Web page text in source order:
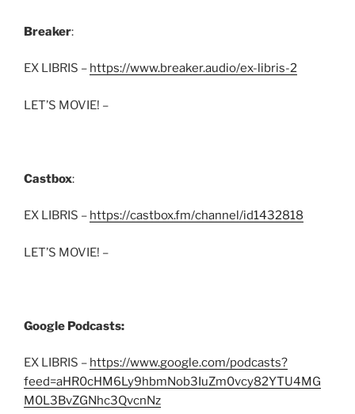
Breaker:
EX LIBRIS – https://www.breaker.audio/ex-libris-2
LET’S MOVIE! –
Castbox:
EX LIBRIS – https://castbox.fm/channel/id1432818
LET’S MOVIE! –
Google Podcasts:
EX LIBRIS – https://www.google.com/podcasts?
feed=aHR0cHM6Ly9hbmNob3IuZm0vcy82YTU4MG
M0L3BvZGNhc3QvcnNz